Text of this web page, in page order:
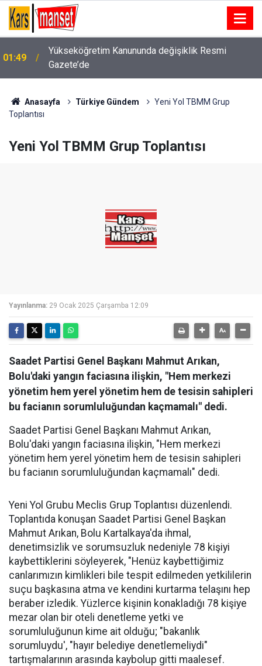
01:49
Yükseköğretim Kanununda değişiklik Resmi
Gazete’de
01:17
Kayseri’de 13. katta yangın: Balkondan düşen ev
sahibi hayatını kaybetti
Anasayfa Türkiye Gündem
Yeni Yol TBMM Grup
Toplantısı
Yeni Yol TBMM Grup Toplantısı
Yayınlanma: 29 Ocak 2025 Çarşamba 12:09
Saadet Partisi Genel Başkanı Mahmut Arıkan,
Bolu'daki yangın faciasına ilişkin, "Hem merkezi
yönetim hem yerel yönetim hem de tesisin sahipleri
bu facianın sorumluluğundan kaçmamalı" dedi.
Saadet Partisi Genel Başkanı Mahmut Arıkan,
Bolu'daki yangın faciasına ilişkin, "Hem merkezi
yönetim hem yerel yönetim hem de tesisin sahipleri
bu facianın sorumluluğundan kaçmamalı" dedi.
Yeni Yol Grubu Meclis Grup Toplantısı düzenlendi.
Toplantıda konuşan Saadet Partisi Genel Başkan
Mahmut Arıkan, Bolu Kartalkaya'da ihmal,
denetimsizlik ve sorumsuzluk nedeniyle 78 kişiyi
kaybettiklerini söyleyerek, "Henüz kaybettiğimiz
canlarımızın kimlikleri bile tespit edilmeden yetkililerin
suçu başkasına atma ve kendini kurtarma telaşını hep
beraber izledik. Yüzlerce kişinin konakladığı 78 kişiye
mezar olan bir oteli denetleme yetki ve
sorumluluğunun kime ait olduğu; "bakanlık
sorumluydu', "hayır belediye denetlemeliydi"
tartışmalarının arasında kaybolup gitti maalesef.